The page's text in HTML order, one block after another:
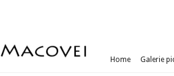
Home Galerie